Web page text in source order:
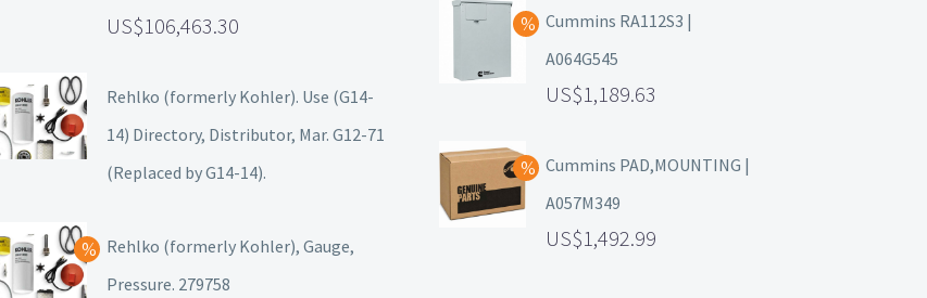
106,463.30
Rehlko (formerly Kohler). Use (G14-
14) Directory, Distributor, Mar. G12-71
(Replaced by G14-14).
Rehlko (formerly Kohler), Gauge,
Pressure. 279758
Cummins RA112S3 |
A064G545
1,189.63
Cummins PAD,MOUNTING |
A057M349
1,492.99